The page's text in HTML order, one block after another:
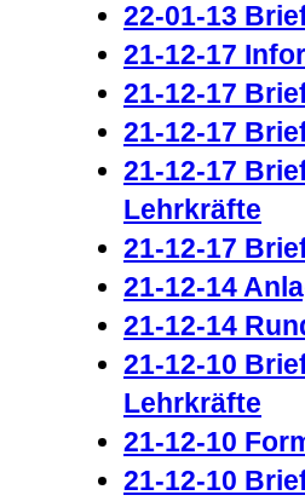
22-01-13
21-12-17
21-12-17
21-12-17
21-12-17
Lehrkräfte
21-12-17
21-12-14
21-12-14
21-12-10
Lehrkräfte
21-12-10
21-12-10